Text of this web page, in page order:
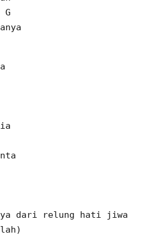
dari relung hati jiwa